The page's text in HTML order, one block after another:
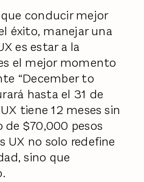
conducir mejor
éxito, manejar una
es estar a la
el mejor momento
“December to
hasta el 31 de
tiene 12 meses sin
de $70,000 pesos
UX no solo redefine
sino que